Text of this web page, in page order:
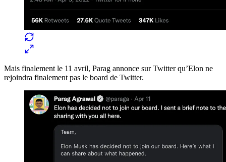
Mais finalement le 11 avril, Parag annonce sur Twitter qu’Elon ne
rejoindra finalement pas le board de Twitter.